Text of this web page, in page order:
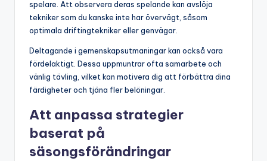
spelare. Att observera deras spelande kan avslöja
tekniker som du kanske inte har övervägt, såsom
optimala driftingtekniker eller genvägar.
Deltagande i gemenskapsutmaningar kan också vara
fördelaktigt. Dessa uppmuntrar ofta samarbete och
vänlig tävling, vilket kan motivera dig att förbättra dina
färdigheter och tjäna fler belöningar.
Att anpassa strategier
baserat på
säsongsförändringar